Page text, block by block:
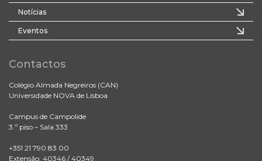
Notícias
Eventos
Contactos
Colégio Almada Negreiros (CAN)
Universidade NOVA de Lisboa
Campus de Campolide
3.º piso – Sala 333
+351 21 790 83 00
Extensão: 40346 / 40349